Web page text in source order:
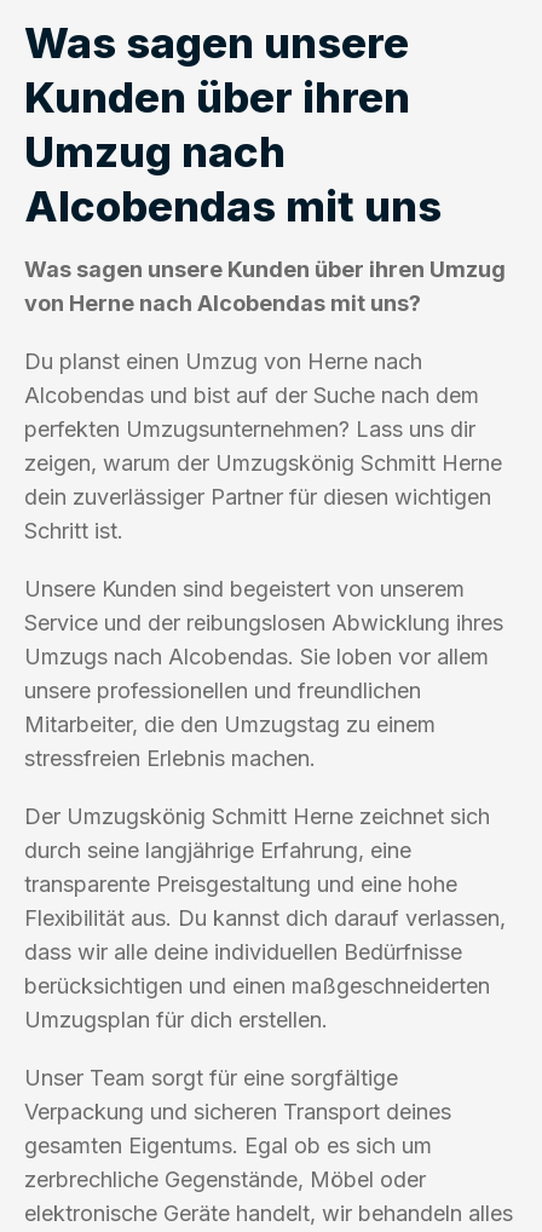
Was sagen unsere
Kunden über ihren
Umzug nach
Alcobendas mit uns
Was sagen unsere Kunden über ihren Umzug
von Herne nach Alcobendas mit uns?
Du planst einen Umzug von Herne nach
Alcobendas und bist auf der Suche nach dem
perfekten Umzugsunternehmen? Lass uns dir
zeigen, warum der Umzugskönig Schmitt Herne
dein zuverlässiger Partner für diesen wichtigen
Schritt ist.
Unsere Kunden sind begeistert von unserem
Service und der reibungslosen Abwicklung ihres
Umzugs nach Alcobendas. Sie loben vor allem
unsere professionellen und freundlichen
Mitarbeiter, die den Umzugstag zu einem
stressfreien Erlebnis machen.
Der Umzugskönig Schmitt Herne zeichnet sich
durch seine langjährige Erfahrung, eine
transparente Preisgestaltung und eine hohe
Flexibilität aus. Du kannst dich darauf verlassen,
dass wir alle deine individuellen Bedürfnisse
berücksichtigen und einen maßgeschneiderten
Umzugsplan für dich erstellen.
Unser Team sorgt für eine sorgfältige
Verpackung und sicheren Transport deines
gesamten Eigentums. Egal ob es sich um
zerbrechliche Gegenstände, Möbel oder
elektronische Geräte handelt, wir behandeln alles